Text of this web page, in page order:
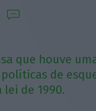
que houve
de
de 1990.